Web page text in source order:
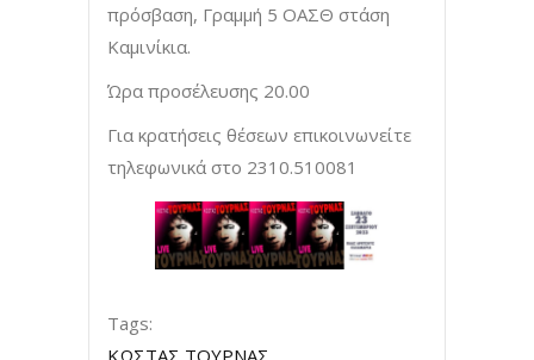
πρόσβαση, Γραμμή 5 ΟΑΣΘ στάση
Καμινίκια.
Ώρα προσέλευσης 20.00
Για κρατήσεις θέσεων επικοινωνείτε
τηλεφωνικά στο 2310.510081
Tags:
ΚΩΣΤΑΣ ΤΟΥΡΝΑΣ